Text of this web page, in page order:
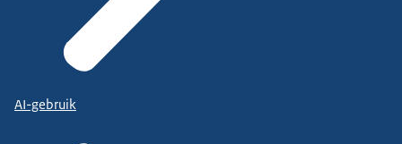
AI-gebruik